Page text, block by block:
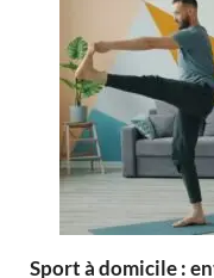
Sport à domicile :